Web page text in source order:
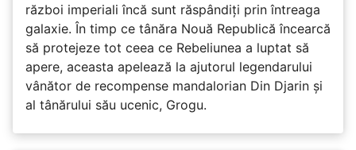
război imperiali încă sunt răspândiți prin întreaga
galaxie. În timp ce tânăra Nouă Republică încearcă
să protejeze tot ceea ce Rebeliunea a luptat să
apere, aceasta apelează la ajutorul legendarului
vânător de recompense mandalorian Din Djarin și
al tânărului său ucenic, Grogu.